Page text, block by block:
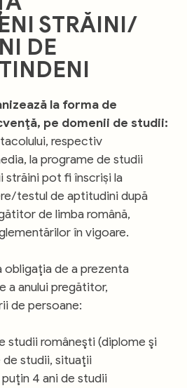
STRĂINI/
DE
la forma de
pe domenii de studii:
respectiv
la programe de studii
pot fi înscriși la
testul de aptitudini după
de limba română,
în vigoare.
de a prezenta
a anului pregătitor,
de persoane:
studii româneşti (diplome şi
studii, situaţii
4 ani de studii